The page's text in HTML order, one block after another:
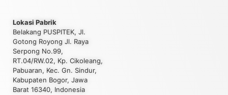
Lokasi Pabrik
Belakang PUSPITEK, Jl.
Gotong Royong Jl. Raya
Serpong No.99,
RT.04/RW.02, Kp. Cikoleang,
Pabuaran, Kec. Gn. Sindur,
Kabupaten Bogor, Jawa
Barat 16340, Indonesia